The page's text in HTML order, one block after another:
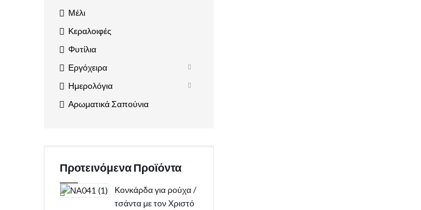
Μέλι
Κεραλοιφές
Φυτίλια
Εργόχειρα
Ημερολόγια
Αρωματικά Σαπούνια
Προτεινόμενα Προϊόντα
Κονκάρδα για ρούχα /
τσάντα με τον Χριστό